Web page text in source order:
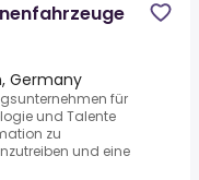
Germany
für
und Talente
zu
und eine